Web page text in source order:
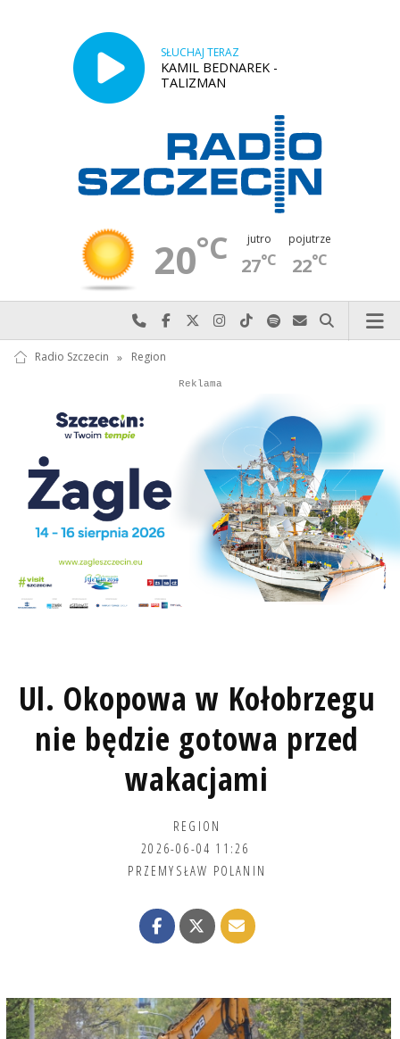
SŁUCHAJ TERAZ
KAMIL BEDNAREK -
TALIZMAN
20°C jutro
27°C
pojutrze
22°C
Najlepiej po prostu do nas zadzwoń
Odwiedź nas na Facebook-u
Odwiedź nas na X
Odwiedź nas na Instagram-ie
Odwiedź nas na TikTok-u
Szukaj nas na Spotify
Wyślij do nas
Szukaj
Radio Szczecin » Region
Autopromocja
Reklama
Ul. Okopowa w Kołobrzegu
nie będzie gotowa przed
wakacjami
REGION
2026-06-04 11:26
PRZEMYSŁAW POLANIN